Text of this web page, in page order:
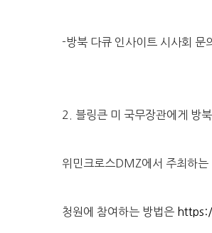
-방북 다큐 인사이트 시사회 문
2. 블링큰 미 국무장관에게 방
위민크로스DMZ에서 주최하
청원에 참여하는 방법은